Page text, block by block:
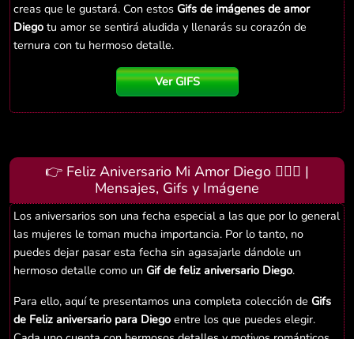
creas que le gustará. Con estos Gifs de imágenes de amor
Diego tu amor se sentirá aludida y llenarás su corazón de
ternura con tu hermoso detalle.
Ver GIFS
👉 Feliz Aniversario Mi Amor Diego 👨‍❤️‍👨 |
Mensajes, Gifs y Imágene
Los aniversarios son una fecha especial a las que por lo general
las mujeres le toman mucha importancia. Por lo tanto, no
puedes dejar pasar esta fecha sin agasajarle dándole un
hermoso detalle como un Gif de feliz aniversario Diego.
Para ello, aquí te presentamos una completa colección de Gifs
de Feliz aniversario para Diego entre los que puedes elegir.